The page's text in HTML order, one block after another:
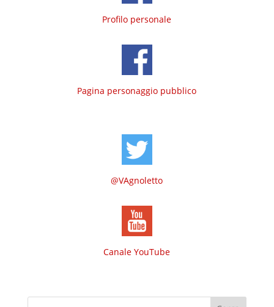
Profilo personale
Pagina personaggio pubblico
@VAgnoletto
Canale YouTube